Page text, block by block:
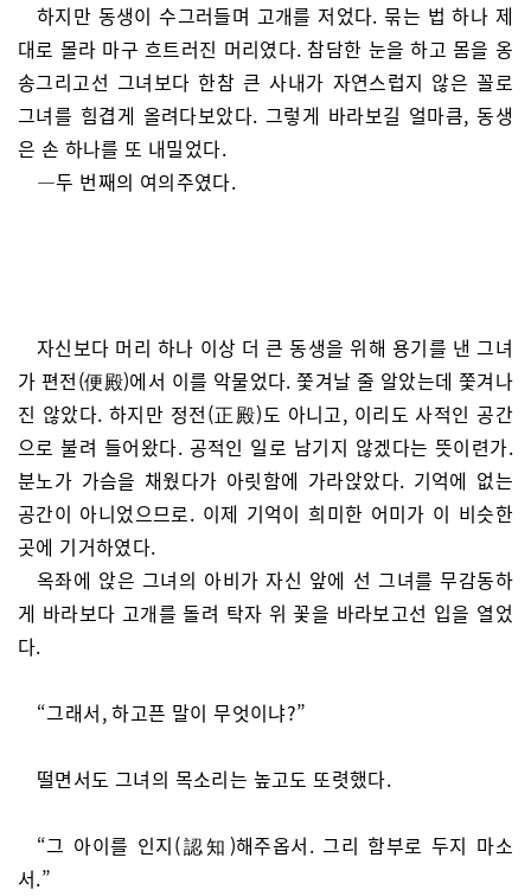
하지만 동생이 수그러들며 고개를 저었다. 묶는 법 하나 제
대로 몰라 마구 흐트러진 머리였다. 참담한 눈을 하고 몸을 옹
송그리고선 그녀보다 한참 큰 사내가 자연스럽지 않은 꼴로
그녀를 힘겹게 올려다보았다. 그렇게 바라보길 얼마큼, 동생
은 손 하나를 또 내밀었다.
—두 번째의 여의주였다.
자신보다 머리 하나 이상 더 큰 동생을 위해 용기를 낸 그녀
가 편전(便殿)에서 이를 악물었다. 쫓겨날 줄 알았는데 쫓겨나
진 않았다. 하지만 정전(正殿)도 아니고, 이리도 사적인 공간
으로 불려 들어왔다. 공적인 일로 남기지 않겠다는 뜻이련가.
분노가 가슴을 채웠다가 아릿함에 가라앉았다. 기억에 없는
공간이 아니었으므로. 이제 기억이 희미한 어미가 이 비슷한
곳에 기거하였다.
옥좌에 앉은 그녀의 아비가 자신 앞에 선 그녀를 무감동하
게 바라보다 고개를 돌려 탁자 위 꽃을 바라보고선 입을 열었
다.
“그래서, 하고픈 말이 무엇이냐?”
떨면서도 그녀의 목소리는 높고도 또렷했다.
“그 아이를 인지(認知)해주옵서. 그리 함부로 두지 마소
서.”